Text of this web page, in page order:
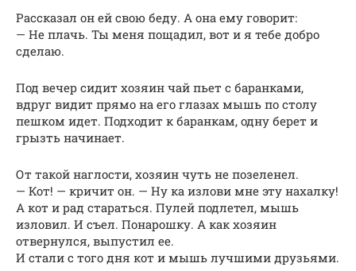
Рассказал он ей свою беду. А она ему говорит:
— Не плачь. Ты меня пощадил, вот и я тебе добро
сделаю.
Под вечер сидит хозяин чай пьет с баранками,
вдруг видит прямо на его глазах мышь по столу
пешком идет. Подходит к баранкам, одну берет и
грызть начинает.
От такой наглости, хозяин чуть не позеленел.
— Кот! — кричит он. — Ну ка излови мне эту нахалку!
А кот и рад стараться. Пулей подлетел, мышь
изловил. И съел. Понарошку. А как хозяин
отвернулся, выпустил ее.
И стали с того дня кот и мышь лучшими друзьями.